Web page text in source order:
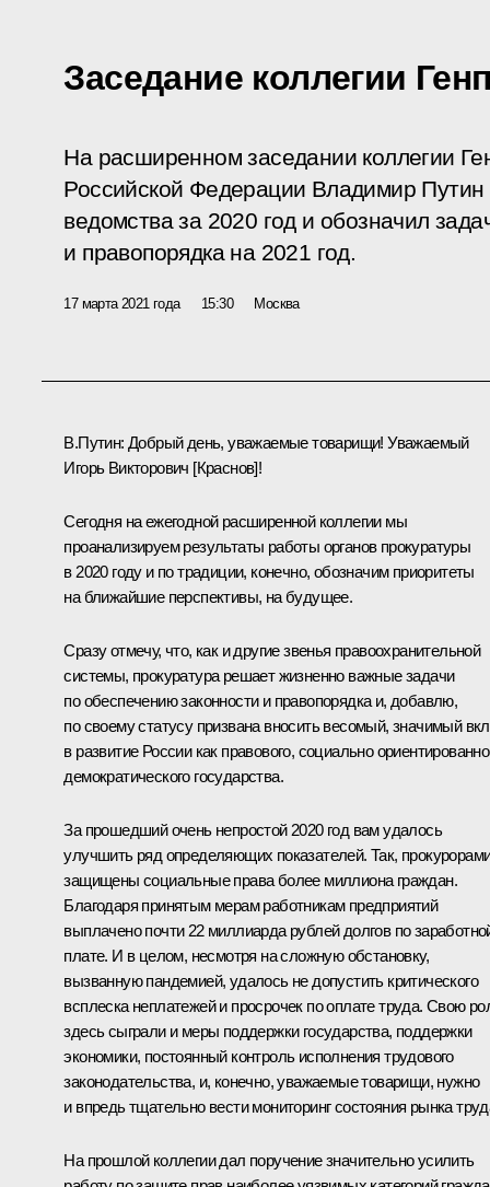
Заседание коллегии
На расширенном заседании коллегии
Российской Федерации Владимир Путин
ведомства за 2020 год и обозначил
и правопорядка на 2021 год.
17 марта 2021 года 15:30 Москва
В.Путин: Добрый день, уважаемые товарищи! Уважаемый
Игорь Викторович [Краснов]!
Сегодня на ежегодной расширенной коллегии мы
проанализируем результаты работы органов прокуратуры
в 2020 году и по традиции, конечно, обозначим приоритеты
на ближайшие перспективы, на будущее.
Сразу отмечу, что, как и другие звенья правоохранительной
системы, прокуратура решает жизненно важные задачи
по обеспечению законности и правопорядка и, добавлю,
по своему статусу призвана вносить весомый, значимый
в развитие России как правового, социально
демократического государства.
За прошедший очень непростой 2020 год вам удалось
улучшить ряд определяющих показателей. Так,
защищены социальные права более миллиона граждан.
Благодаря принятым мерам работникам предприятий
выплачено почти 22 миллиарда рублей долгов по
плате. И в целом, несмотря на сложную обстановку,
вызванную пандемией, удалось не допустить критического
всплеска неплатежей и просрочек по оплате труда. Свою
здесь сыграли и меры поддержки государства, поддержки
экономики, постоянный контроль исполнения трудового
законодательства, и, конечно, уважаемые товарищи, нужно
и впредь тщательно вести мониторинг состояния рынка
На прошлой коллегии дал поручение значительно усилить